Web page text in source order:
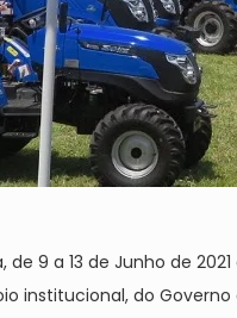
de 9 a 13 de Junho de
institucional, do